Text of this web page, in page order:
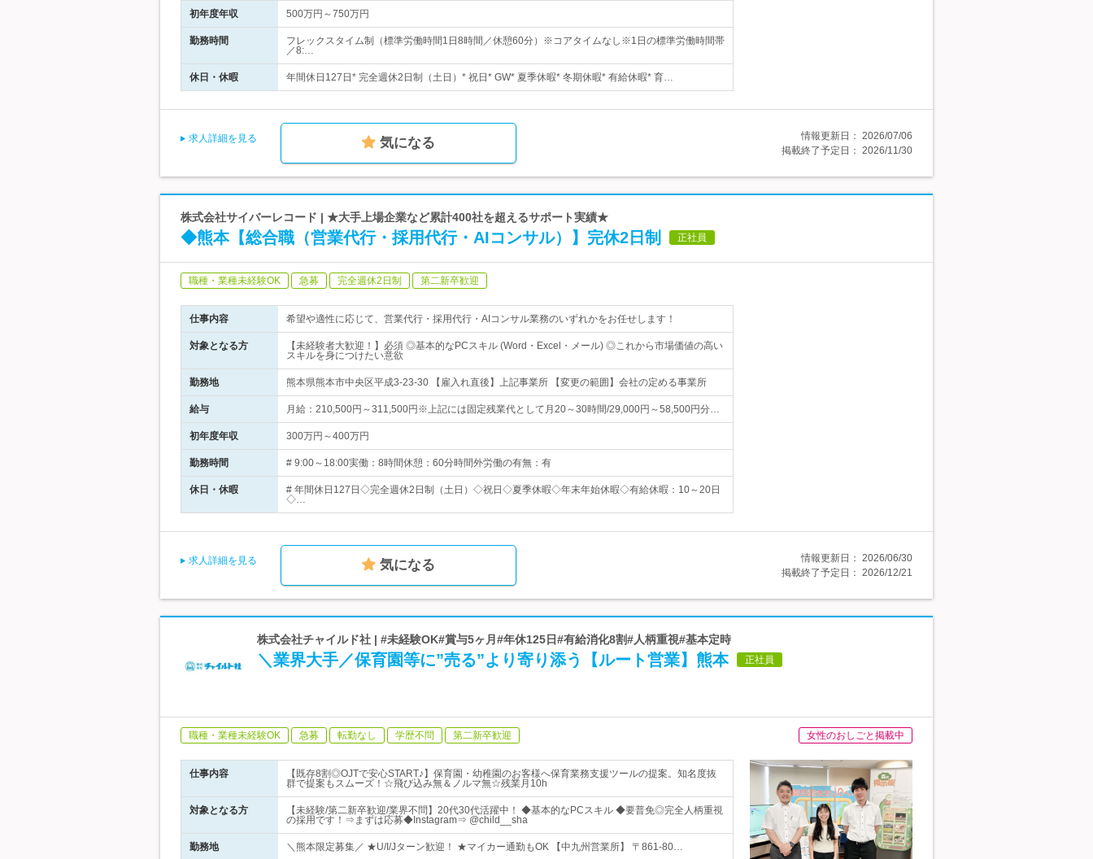
初年度年収 500万円～750万円
勤務時間
フレックスタイム制（標準労働時間1日8時間／休憩60分）※コアタイムなし※1日の標準労働時間帯
／8:…
休日・休暇 年間休日127日* 完全週休2日制（土日）* 祝日* GW* 夏季休暇* 冬期休暇* 有給休暇* 育…
求人詳細を見る 気になる 情報更新日： 2026/07/06
掲載終了予定日： 2026/11/30
株式会社サイバーレコード | ★大手上場企業など累計400社を超えるサポート実績★
◆熊本【総合職（営業代行・採用代行・AIコンサル）】完休2日制 正社員
職種・業種未経験OK 急募 完全週休2日制 第二新卒歓迎
仕事内容 希望や適性に応じて、営業代行・採用代行・AIコンサル業務のいずれかをお任せします！
対象となる方
【未経験者大歓迎！】必須 ◎基本的なPCスキル (Word・Excel・メール) ◎これから市場価値の高い
スキルを身につけたい意欲
勤務地 熊本県熊本市中央区平成3-23-30 【雇入れ直後】上記事業所 【変更の範囲】会社の定める事業所
給与 月給：210,500円～311,500円※上記には固定残業代として月20～30時間/29,000円～58,500円分…
初年度年収 300万円～400万円
勤務時間 # 9:00～18:00実働：8時間休憩：60分時間外労働の有無：有
休日・休暇
# 年間休日127日◇完全週休2日制（土日）◇祝日◇夏季休暇◇年末年始休暇◇有給休暇：10～20日
◇…
求人詳細を見る 気になる 情報更新日： 2026/06/30
掲載終了予定日： 2026/12/21
株式会社チャイルド社 | #未経験OK#賞与5ヶ月#年休125日#有給消化8割#人柄重視#基本定時
＼業界大手／保育園等に”売る”より寄り添う【ルート営業】熊本 正社員
職種・業種未経験OK 急募 転勤なし 学歴不問 第二新卒歓迎 女性のおしごと掲載中
仕事内容
【既存8割◎OJTで安心START♪】保育園・幼稚園のお客様へ保育業務支援ツールの提案。知名度抜
群で提案もスムーズ！☆飛び込み無＆ノルマ無☆残業月10h
対象となる方
【未経験/第二新卒歓迎/業界不問】20代30代活躍中！ ◆基本的なPCスキル ◆要普免◎完全人柄重視
の採用です！⇒まずは応募◆Instagram⇒ @child__sha
勤務地 ＼熊本限定募集／ ★U/I/Jターン歓迎！ ★マイカー通勤もOK 【中九州営業所】 〒861-80…